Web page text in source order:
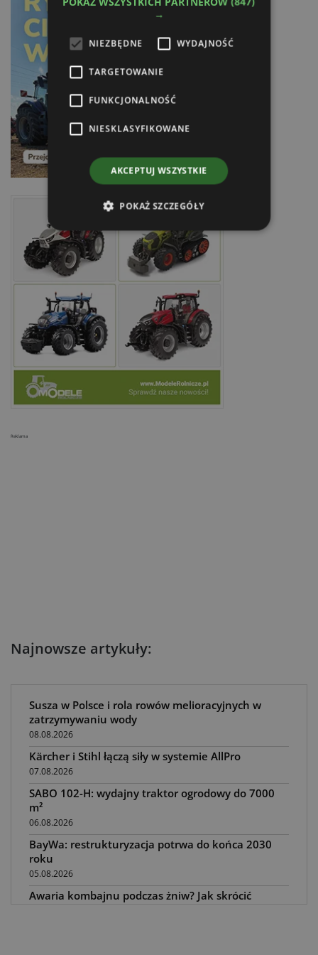
Najnowsze artykuły:
Susza w Polsce i rola rowów melioracyjnych w
zatrzymywaniu wody
08.08.2026
Kärcher i Stihl łączą siły w systemie AllPro
07.08.2026
SABO 102-H: wydajny traktor ogrodowy do 7000
m²
06.08.2026
BayWa: restrukturyzacja potrwa do końca 2030
roku
05.08.2026
Awaria kombajnu podczas żniw? Jak skrócić
Reklama
→
NIEZBĘDNE WYDAJNOŚĆ
TARGETOWANIE
FUNKCJONALNOŚĆ
NIESKLASYFIKOWANE
AKCEPTUJ WSZYSTKIE
POKAŻ SZCZEGÓŁY